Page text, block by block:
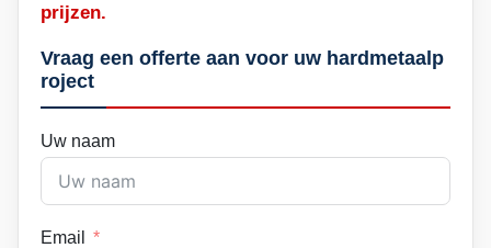
prijzen.
Vraag een offerte aan voor uw hardmetaalp
roject
Uw naam
Email